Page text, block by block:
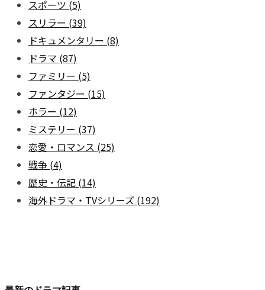
スポーツ (5)
スリラー (39)
ドキュメンタリー (8)
ドラマ (87)
ファミリー (5)
ファンタジー (15)
ホラー (12)
ミステリー (37)
恋愛・ロマンス (25)
戦争 (4)
歴史・伝記 (14)
海外ドラマ・TVシリーズ (192)